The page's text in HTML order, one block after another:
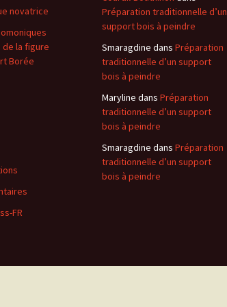
novatrice
la figure
Borée
Préparation traditionnelle d’un
support bois à peindre
Smaragdine dans Préparation
traditionnelle d’un support
bois à peindre
Maryline dans Préparation
traditionnelle d’un support
bois à peindre
Smaragdine dans Préparation
traditionnelle d’un support
bois à peindre
FR